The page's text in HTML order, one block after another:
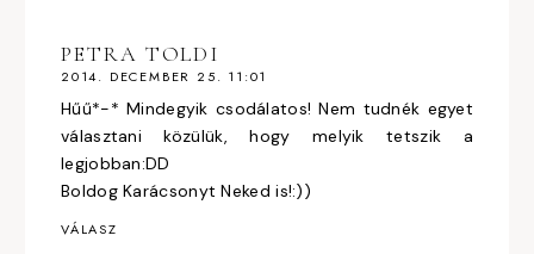
PETRA TOLDI
2014. DECEMBER 25. 11:01
Hűű*-* Mindegyik csodálatos! Nem tudnék egyet
választani közülük, hogy melyik tetszik a
legjobban:DD
Boldog Karácsonyt Neked is!:))
VÁLASZ